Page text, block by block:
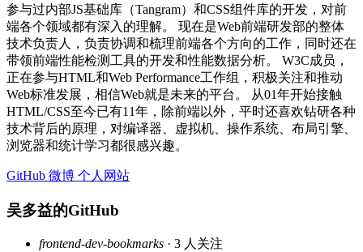
参与过内部JS基础库（Tangram）和CSS组件库的开发，对前
端各个领域都有深入的理解。 现在是Web前端研发部的整体
技术负责人，负责协调和梳理前端各个方向的工作，同时还在
带领前端性能检测工具的开发和性能数据分析。 W3C成员，
正在参与HTML和Web Performance工作组，积极关注和推动
Web标准发展，相信Web就是未来的平台。 从01年开始接触
HTML/CSS至今已有11年，除前端以外，平时还喜欢钻研各种
技术背后的原理，对编译器、虚拟机、操作系统、布局引擎、
浏览器和统计学习都很感兴趣。
GitHub 微博 个人网站
吴多益的GitHub
frontend-dev-bookmarks · 3 人关注